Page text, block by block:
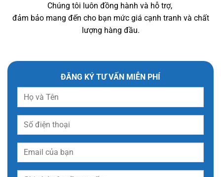
Chúng tôi luôn đồng hành và hỗ trợ,
đảm bảo mang đến cho bạn mức giá cạnh tranh và chất
lượng hàng đầu.
ĐĂNG KÝ TƯ VẤN MIỄN PHÍ